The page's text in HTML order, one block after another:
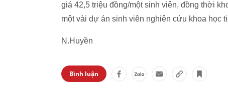
giá 42,5 triệu đồng/một sinh viên, đồng thời
một vài dự án sinh viên nghiên cứu khoa học
N.Huyền
Bình luận